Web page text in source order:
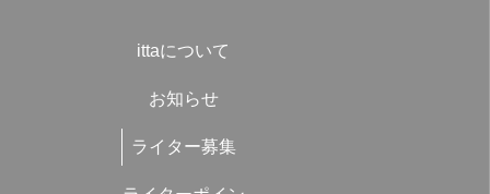
ittaについて
お知らせ
ライター募集